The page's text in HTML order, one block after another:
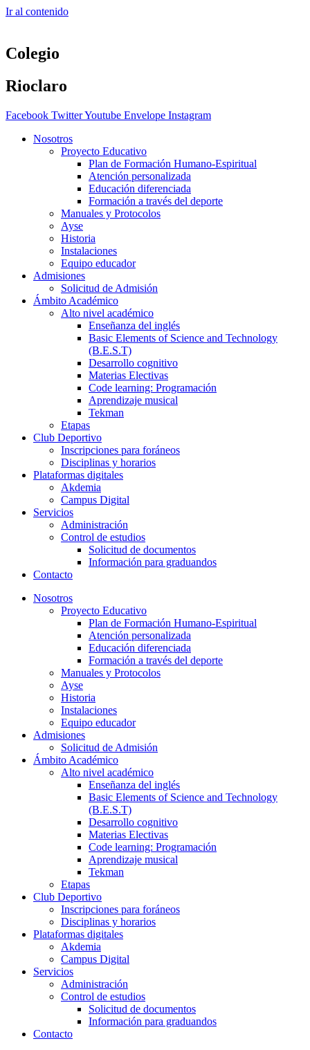
Ir al contenido
Colegio
Rioclaro
Facebook TwitterYoutube Envelope Instagram
Nosotros
Proyecto Educativo
Plan de Formación Humano-Espiritual
Atención personalizada
Educación diferenciada
Formación a través del deporte
Manuales y Protocolos
Ayse
Historia
Instalaciones
Equipo educador
Admisiones
Solicitud de Admisión
Ámbito Académico
Alto nivel académico
Enseñanza del inglés
Basic Elements of Science and Technology
(B.E.S.T)
Desarrollo cognitivo
Materias Electivas
Code learning: Programación
Aprendizaje musical
Tekman
Etapas
Club Deportivo
Inscripciones para foráneos
Disciplinas y horarios
Plataformas digitales
Akdemia
Campus Digital
Servicios
Administración
Control de estudios
Solicitud de documentos
Información para graduandos
Contacto
Nosotros
Proyecto Educativo
Plan de Formación Humano-Espiritual
Atención personalizada
Educación diferenciada
Formación a través del deporte
Manuales y Protocolos
Ayse
Historia
Instalaciones
Equipo educador
Admisiones
Solicitud de Admisión
Ámbito Académico
Alto nivel académico
Enseñanza del inglés
Basic Elements of Science and Technology
(B.E.S.T)
Desarrollo cognitivo
Materias Electivas
Code learning: Programación
Aprendizaje musical
Tekman
Etapas
Club Deportivo
Inscripciones para foráneos
Disciplinas y horarios
Plataformas digitales
Akdemia
Campus Digital
Servicios
Administración
Control de estudios
Solicitud de documentos
Información para graduandos
Contacto